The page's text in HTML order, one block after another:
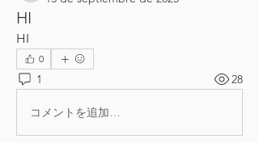
HI
HI
0
1 28
コメントを追加…